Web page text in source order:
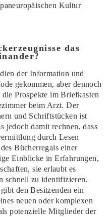
Kultur
das
der Information und
gekommen, aber dennoch
Prospekte im Briefkasten
beim Arzt. Der
und Schriftstücken ist
jedoch damit rechnen, dass
durch Lesen
Bücherregals einer
Einblicke in Erfahrungen,
sie erlaubt es
schnell zu identifizieren.
den Besitzenden ein
neuen oder komplexen
potenzielle Mitglieder der